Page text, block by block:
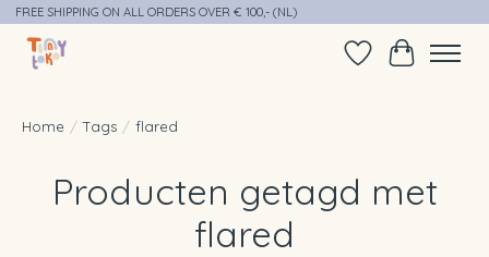
FREE SHIPPING ON ALL ORDERS OVER € 100,- (NL)
Verlanglijst
Home / Tags / flared
Producten getagd met
flared